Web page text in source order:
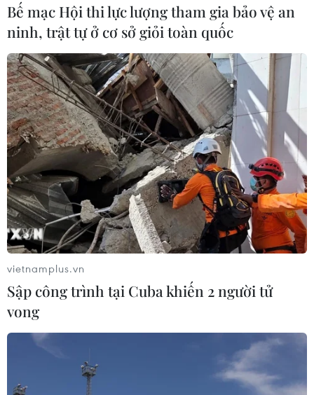
Bế mạc Hội thi lực lượng tham gia bảo vệ an
ninh, trật tự ở cơ sở giỏi toàn quốc
vietnamplus.vn
Sập công trình tại Cuba khiến 2 người tử
vong